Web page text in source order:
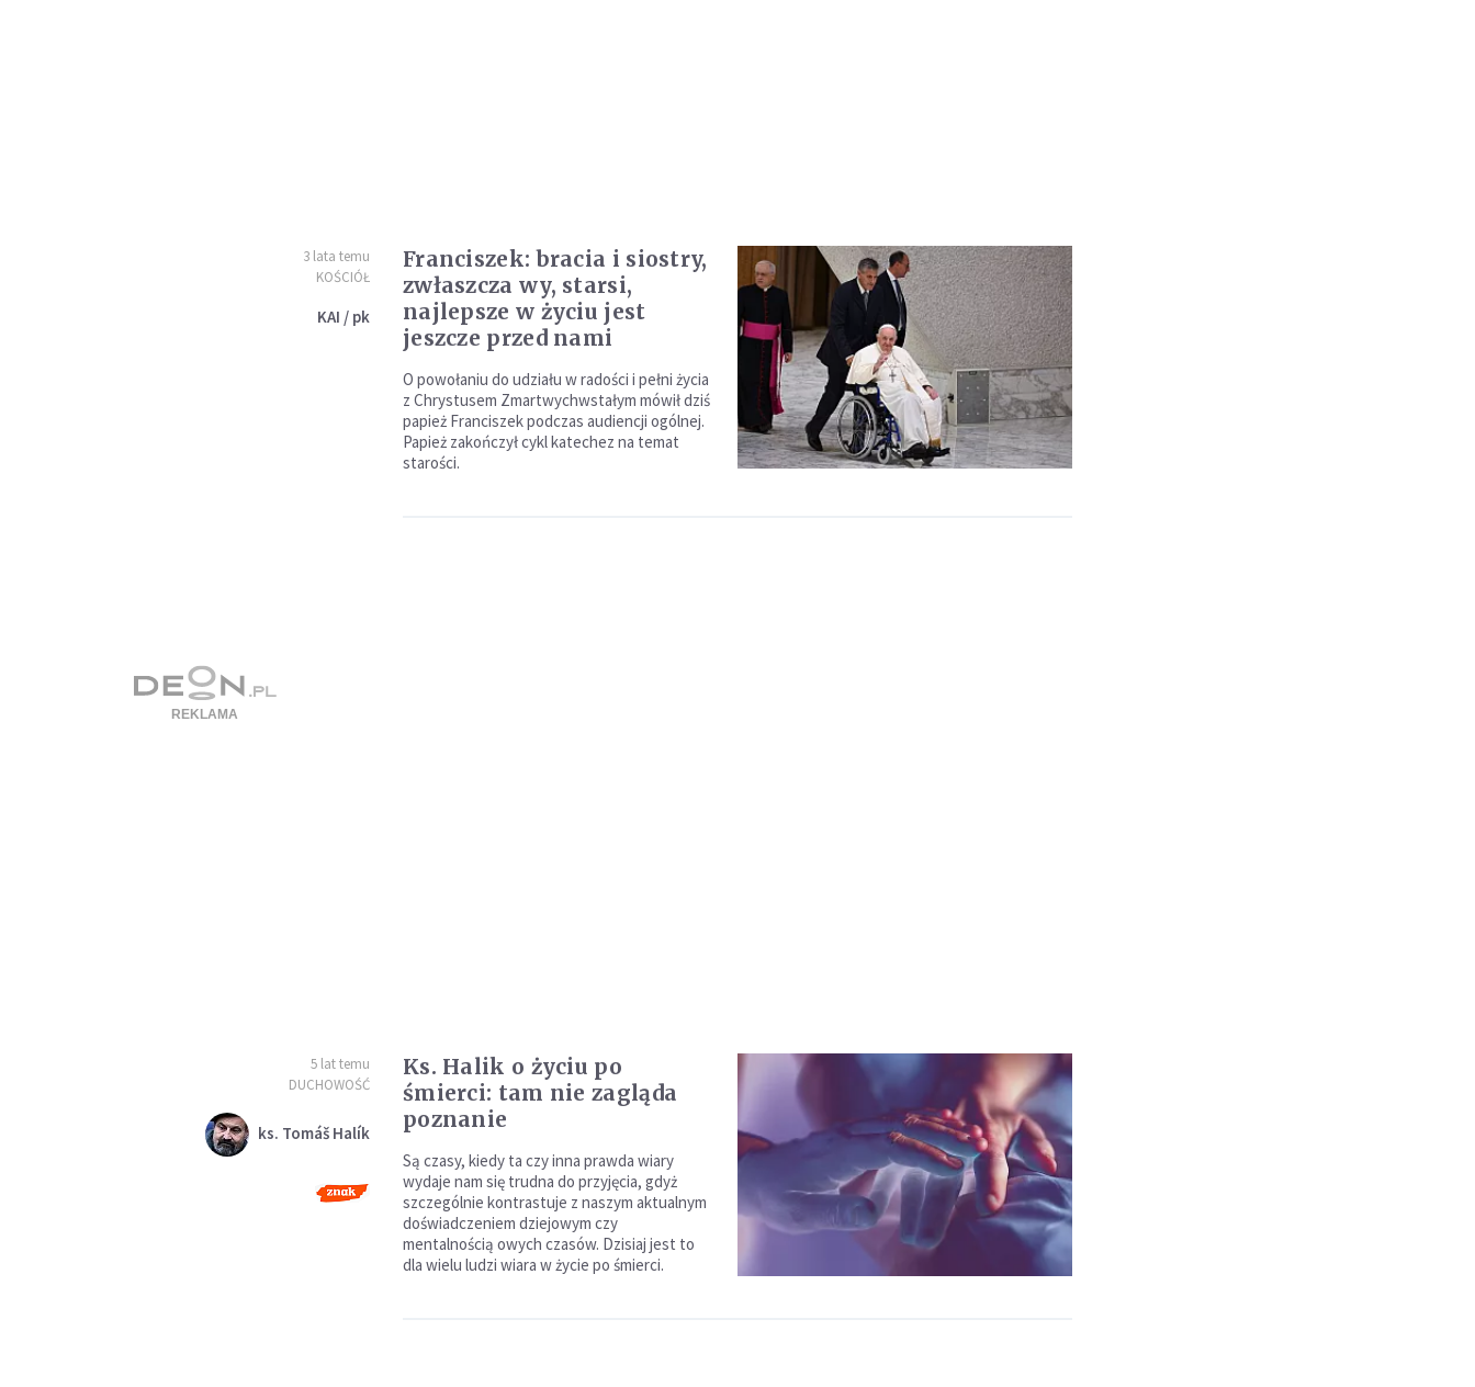
3 lata temu
KOŚCIÓŁ
KAI / pk
Franciszek: bracia i siostry,
zwłaszcza wy, starsi,
najlepsze w życiu jest
jeszcze przed nami
O powołaniu do udziału w radości i pełni życia
z Chrystusem Zmartwychwstałym mówił dziś
papież Franciszek podczas audiencji ogólnej.
Papież zakończył cykl katechez na temat
starości.
5 lat temu
DUCHOWOŚĆ
ks. Tomáš Halík
Ks. Halik o życiu po
śmierci: tam nie zagląda
poznanie
Są czasy, kiedy ta czy inna prawda wiary
wydaje nam się trudna do przyjęcia, gdyż
szczególnie kontrastuje z naszym aktualnym
doświadczeniem dziejowym czy
mentalnością owych czasów. Dzisiaj jest to
dla wielu ludzi wiara w życie po śmierci.